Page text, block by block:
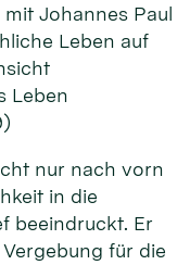
Johannes Paul
Leben auf
Leben
nur nach vorn
in die
beeindruckt. Er
für die